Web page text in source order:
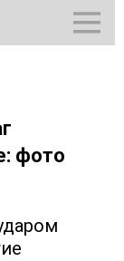
фото